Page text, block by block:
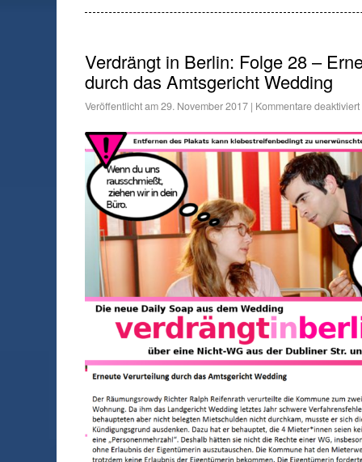
Verdrängt in Berlin: Folge 28 –
durch das Amtsgericht Wedding
Veröffentlicht am29. November 2017 | Kommentare deaktiviert